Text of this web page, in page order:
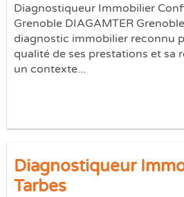
Diagnostiqueur Immobilier
Grenoble DIAGAMTER
diagnostic immobilier reconnu
qualité de ses prestations et sa
un contexte...
Diagnostiqueur
Tarbes